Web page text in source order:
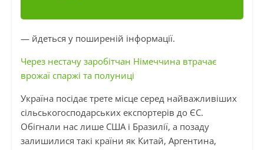
— йдеться у поширеній інформації.
Через нестачу заробітчан Німеччина втрачає
врожаї спаржі та полуниці
Україна посідає трете місце серед найважливіших
сільськогосподарських експортерів до ЄС.
Обігнали нас лише США і Бразилії, а позаду
залишилися такі країни як Китай, Аргентина,